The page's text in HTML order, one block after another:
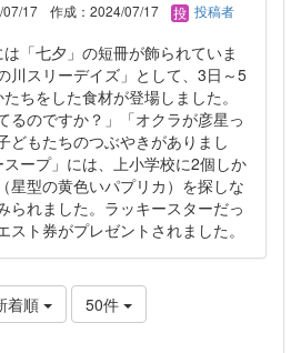
07/17 作成：2024/07/17
投稿者
「七夕」の短冊が飾られていま
川スリーデイズ」として、3日～5
ちをした食材が登場しました。
るのですか？」「オクラが彦星っ
どもたちのつぶやきがありまし
ープ」には、上小学校に2個しか
星型の黄色いパプリカ）を探しな
られました。ラッキースターだっ
スト券がプレゼントされました。
着順 50件